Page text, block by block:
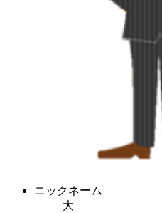
ニックネーム
大